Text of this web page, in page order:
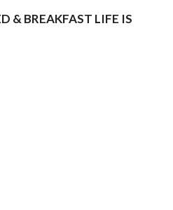
& BREAKFAST LIFE IS